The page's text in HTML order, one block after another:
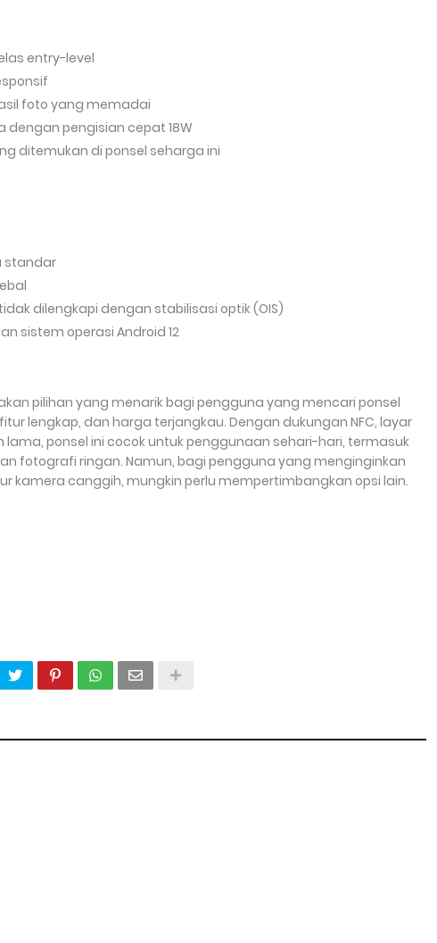
entry-level
foto yang memadai
dengan pengisian cepat 18W
ditemukan di ponsel seharga ini
standar
dilengkapi dengan stabilisasi optik (OIS)
sistem operasi Android 12
pilihan yang menarik bagi pengguna yang mencari ponsel
lengkap, dan harga terjangkau. Dengan dukungan NFC, layar
lama, ponsel ini cocok untuk penggunaan sehari-hari, termasuk
fotografi ringan. Namun, bagi pengguna yang menginginkan
kamera canggih, mungkin perlu mempertimbangkan opsi lain.